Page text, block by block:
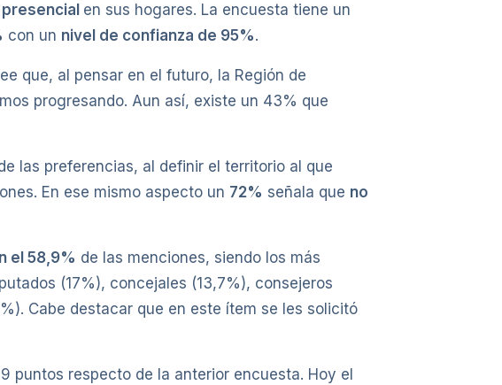
en sus hogares. La encuesta tiene un
con un nivel de confianza de 95%.
que, al pensar en el futuro, la Región de
progresando. Aun así, existe un 43% que
las preferencias, al definir el territorio al que
En ese mismo aspecto un 72% señala que no
el 58,9% de las menciones, siendo los más
(17%), concejales (13,7%), consejeros
Cabe destacar que en este ítem se les solicitó
puntos respecto de la anterior encuesta. Hoy el